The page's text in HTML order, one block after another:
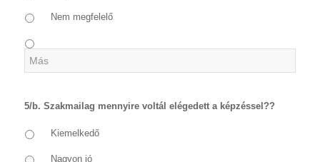
Nem megfelelő
5/b. Szakmailag mennyire voltál elégedett a képzéssel??
Kiemelkedő
Nagyon jó